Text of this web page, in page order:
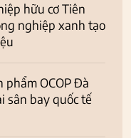
hữu cơ Tiên
nghiệp xanh tạo
phẩm OCOP Đà
sân bay quốc tế